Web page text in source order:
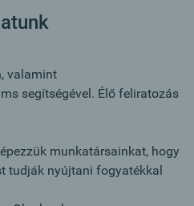
valamint
segítségével. Élő feliratozás
munkatársainkat, hogy
tudják nyújtani fogyatékkal